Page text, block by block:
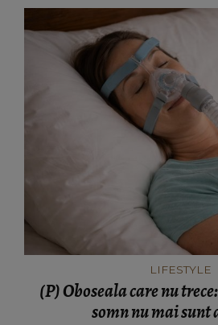
LIFESTYLE
(P) Oboseala care nu
somn nu mai sunt